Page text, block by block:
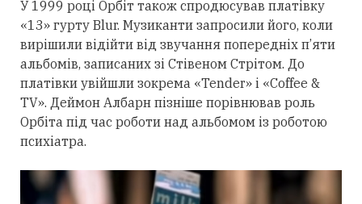
У 1999 році Орбіт також спродюсував платівку
«13» гурту Blur. Музиканти запросили його, коли
вирішили відійти від звучання попередніх п’яти
альбомів, записаних зі Стівеном Стрітом. До
платівки увійшли зокрема «Tender» і «Coffee &
TV». Деймон Албарн пізніше порівнював роль
Орбіта під час роботи над альбомом із роботою
психіатра.